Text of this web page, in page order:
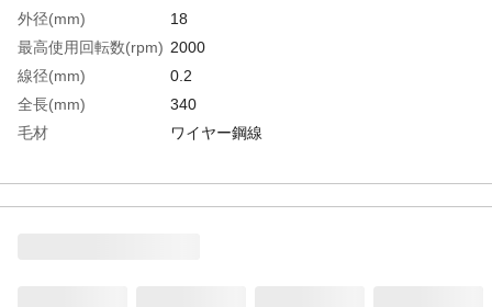
外径(mm)
18
最高使用回転数(rpm) 2000
線径(mm)
0.2
全長(mm)
340
毛材
ワイヤー鋼線
重さ
115.000G